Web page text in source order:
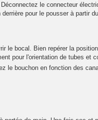
le connecteur
pour le pousser à partir
le bocal. Bien repérer la
pour l'orientation de tubes et
le bouchon en fonction des